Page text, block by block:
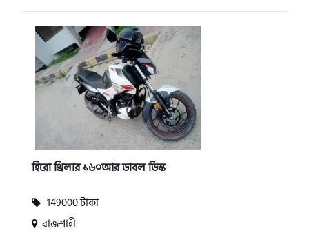
হিরো থ্রিলার ১৬০আর ডাবল ডিস্ক
149000 টাকা
রাজশাহী